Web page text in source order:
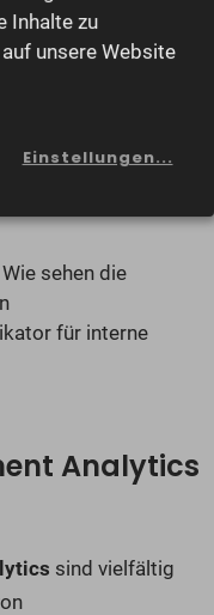
Sie die Diversität
Ihrer D&I-
für ein
die
basieren.
sehen die
für interne
Analytics
sind vielfältig
Inhalte zu
unsere Website
Einstellungen...